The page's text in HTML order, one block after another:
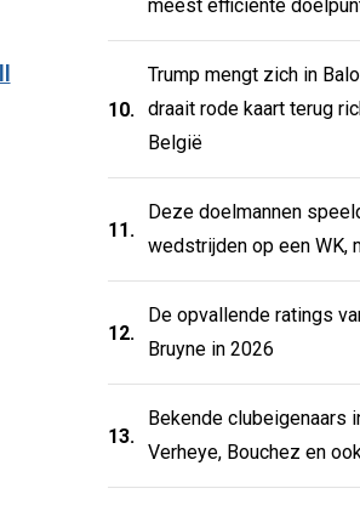
meest efficiënte
10.
Trump mengt zich in
draait rode kaart terug
België
11.
Deze doelmannen
wedstrijden op een WK,
12.
De opvallende ratings
Bruyne in 2026
13.
Bekende clubeigenaars
Verheye, Bouchez en